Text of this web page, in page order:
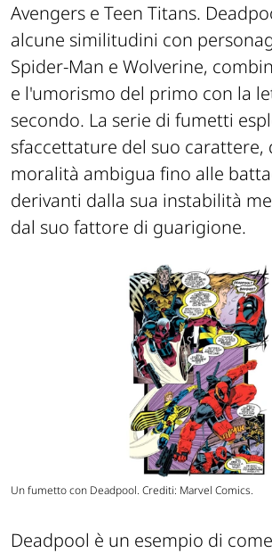
Avengers e Teen Titans.
alcune similitudini con
Spider-Man e Wolverine,
e l'umorismo del primo con la
secondo. La serie di fumetti
sfaccettature del suo carattere,
moralità ambigua fino alle
derivanti dalla sua instabilità
dal suo fattore di guarigione.
Un fumetto con Deadpool. Crediti: Marvel Comics.
Deadpool è un esempio di